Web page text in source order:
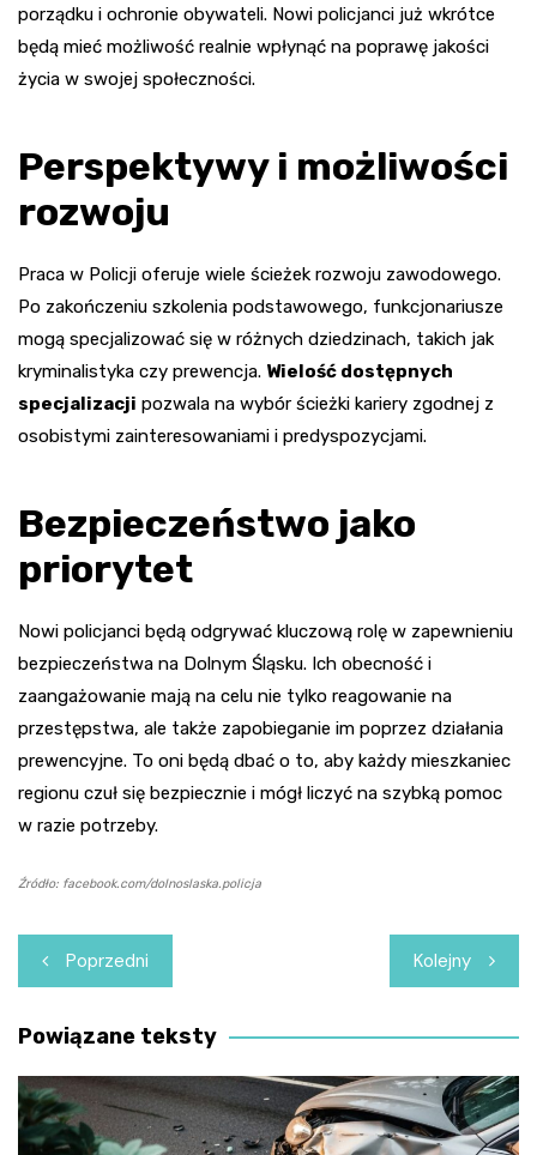
porządku i ochronie obywateli. Nowi policjanci już wkrótce
będą mieć możliwość realnie wpłynąć na poprawę jakości
życia w swojej społeczności.
Perspektywy i możliwości
rozwoju
Praca w Policji oferuje wiele ścieżek rozwoju zawodowego.
Po zakończeniu szkolenia podstawowego, funkcjonariusze
mogą specjalizować się w różnych dziedzinach, takich jak
kryminalistyka czy prewencja. Wielość dostępnych
specjalizacji pozwala na wybór ścieżki kariery zgodnej z
osobistymi zainteresowaniami i predyspozycjami.
Bezpieczeństwo jako
priorytet
Nowi policjanci będą odgrywać kluczową rolę w zapewnieniu
bezpieczeństwa na Dolnym Śląsku. Ich obecność i
zaangażowanie mają na celu nie tylko reagowanie na
przestępstwa, ale także zapobieganie im poprzez działania
prewencyjne. To oni będą dbać o to, aby każdy mieszkaniec
regionu czuł się bezpiecznie i mógł liczyć na szybką pomoc
w razie potrzeby.
Źródło: facebook.com/dolnoslaska.policja
Nawigacja
wpisu
Poprzedni Kolejny
Powiązane teksty